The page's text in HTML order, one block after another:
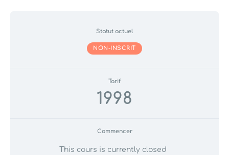
Statut actuel
NON-INSCRIT
Tarif
1998
Commencer
This cours is currently closed